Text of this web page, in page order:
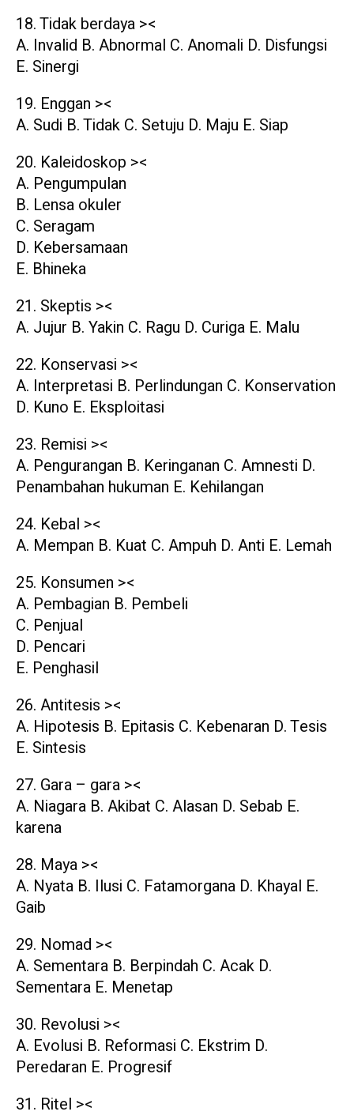
18. Tidak berdaya ><
A. Invalid B. Abnormal C. Anomali D. Disfungsi
E. Sinergi
19. Enggan ><
A. Sudi B. Tidak C. Setuju D. Maju E. Siap
20. Kaleidoskop ><
A. Pengumpulan
B. Lensa okuler
C. Seragam
D. Kebersamaan
E. Bhineka
21. Skeptis ><
A. Jujur B. Yakin C. Ragu D. Curiga E. Malu
22. Konservasi ><
A. Interpretasi B. Perlindungan C. Konservation
D. Kuno E. Eksploitasi
23. Remisi ><
A. Pengurangan B. Keringanan C. Amnesti D.
Penambahan hukuman E. Kehilangan
24. Kebal ><
A. Mempan B. Kuat C. Ampuh D. Anti E. Lemah
25. Konsumen ><
A. Pembagian B. Pembeli
C. Penjual
D. Pencari
E. Penghasil
26. Antitesis ><
A. Hipotesis B. Epitasis C. Kebenaran D. Tesis
E. Sintesis
27. Gara – gara ><
A. Niagara B. Akibat C. Alasan D. Sebab E.
karena
28. Maya ><
A. Nyata B. Ilusi C. Fatamorgana D. Khayal E.
Gaib
29. Nomad ><
A. Sementara B. Berpindah C. Acak D.
Sementara E. Menetap
30. Revolusi ><
A. Evolusi B. Reformasi C. Ekstrim D.
Peredaran E. Progresif
31. Ritel ><